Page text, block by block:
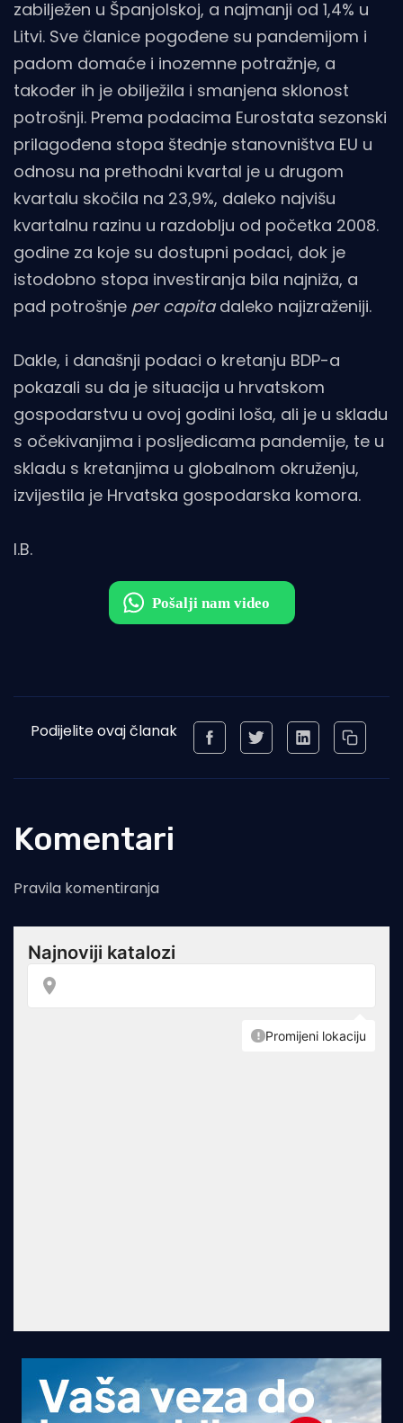
zabilježen u Španjolskoj, a najmanji od 1,4% u
Litvi. Sve članice pogođene su pandemijom i
padom domaće i inozemne potražnje, a
također ih je obilježila i smanjena sklonost
potrošnji. Prema podacima Eurostata sezonski
prilagođena stopa štednje stanovništva EU u
odnosu na prethodni kvartal je u drugom
kvartalu skočila na 23,9%, daleko najvišu
kvartalnu razinu u razdoblju od početka 2008.
godine za koje su dostupni podaci, dok je
istodobno stopa investiranja bila najniža, a
pad potrošnje per capitadaleko najizraženiji.
Dakle, i današnji podaci o kretanju BDP-a
pokazali su da je situacija u hrvatskom
gospodarstvu u ovoj godini loša, ali je u skladu
s očekivanjima i posljedicama pandemije, te u
skladu s kretanjima u globalnom okruženju,
izvijestila je Hrvatska gospodarska komora.
I.B.
Podijelite ovaj članak
Komentari
Pravila komentiranja